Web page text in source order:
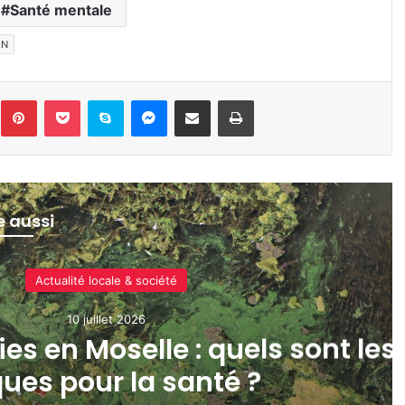
Santé mentale
PinterestPocket Skype Messenger
Partager par e-mail Imprimer
aussi
Actualité locale & société
3 juillet 2026
futur hôpital de Maizières-
pour faire face aux